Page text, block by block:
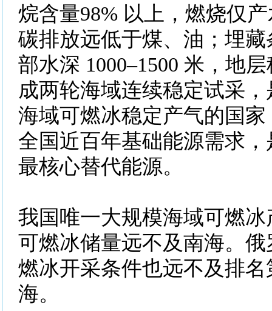
烷含量98% 以上，燃烧仅
碳排放远低于煤、油；埋
部水深 1000–1500 米，地
成两轮海域连续稳定试采
海域可燃冰稳定产气的国
全国近百年基础能源需求
最核心替代能源。
我国唯一大规模海域可燃
可燃冰储量远不及南海。
燃冰开采条件也远不及排
海。